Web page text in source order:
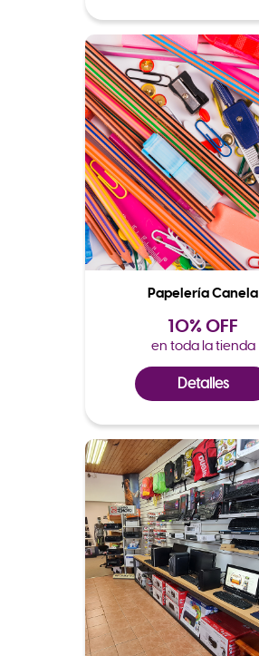
Papelería Canela
10% OFF
en toda la tienda
Detalles